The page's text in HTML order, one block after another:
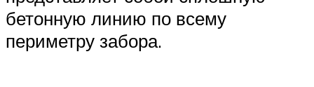
бетонную линию по всему
периметру забора.